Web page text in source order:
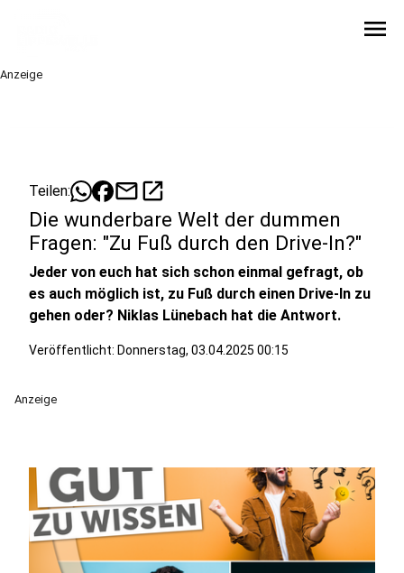
menu
Anzeige
Teilen: mailopen_in_new
Die wunderbare Welt der dummen
Fragen: "Zu Fuß durch den Drive-In?"
Jeder von euch hat sich schon einmal gefragt, ob
es auch möglich ist, zu Fuß durch einen Drive-In zu
gehen oder? Niklas Lünebach hat die Antwort.
Veröffentlicht: Donnerstag, 03.04.2025 00:15
Anzeige